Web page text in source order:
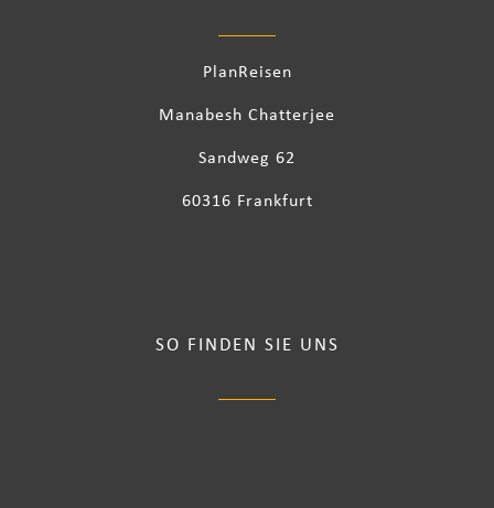
PlanReisen
Manabesh Chatterjee
Sandweg 62
60316 Frankfurt
SO FINDEN SIE UNS